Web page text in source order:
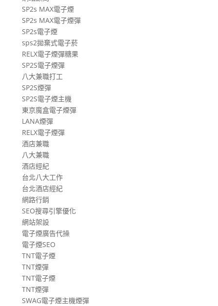
SP2s MAX電子煙
SP2s MAX電子煙彈
SP2s電子煙
sps2拋棄式電子菸
RELX電子煙彈糖果
SP2S電子煙彈
八大兼職打工
SP2S煙彈
SP2S電子煙主機
東京魔盒電子煙彈
LANA煙彈
RELX電子煙彈
酒店兼職
八大兼職
酒店經紀
台北八大工作
台北酒店經紀
網路行銷
SEO搜尋引擎優化
網站架設
電子煙廣告代操
電子煙SEO
TNT電子煙
TNT煙彈
TNT電子煙
TNT煙彈
SWAG電子煙主機煙彈